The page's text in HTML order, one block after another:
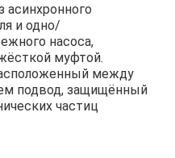
и одно/
насоса,
муфтой.
между
подвод, защищённый
частиц